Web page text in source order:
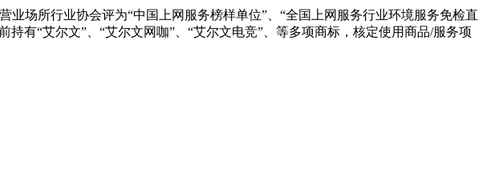
场所行业协会评为“中国上网服务榜样单位”、“全国上网服务行业环境服务免检直
有“艾尔文”、“艾尔文网咖”、“艾尔文电竞”、等多项商标，核定使用商品/服务项